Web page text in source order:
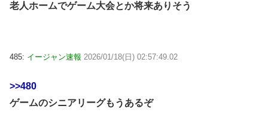
老人ホームでゲーム大会とか将来ありそう
485: イージャン速報 2026/01/18(日) 02:57:49.02
>>480
ゲームのシニアリーグもうあるぞ